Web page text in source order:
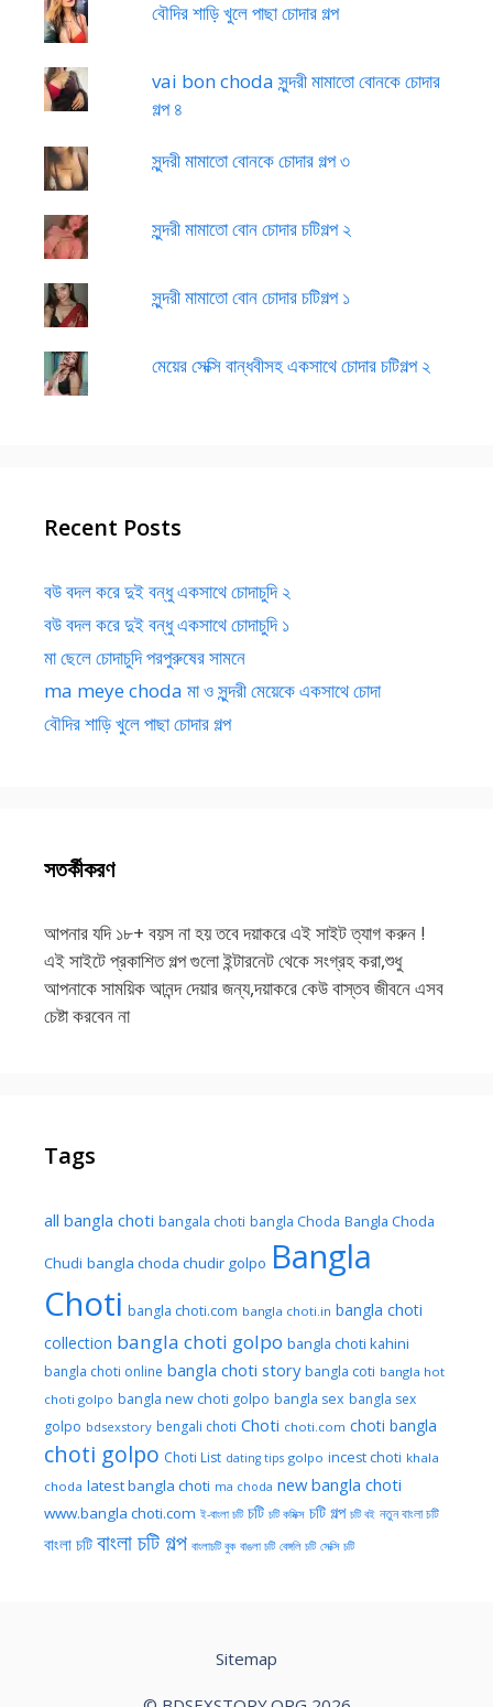
বৌদির শাড়ি খুলে পাছা চোদার গল্প
vai bon choda সুন্দরী মামাতো বোনকে চোদার
গল্প ৪
সুন্দরী মামাতো বোনকে চোদার গল্প ৩
সুন্দরী মামাতো বোন চোদার চটিগল্প ২
সুন্দরী মামাতো বোন চোদার চটিগল্প ১
মেয়ের সেক্সি বান্ধবীসহ একসাথে চোদার চটিগল্প ২
Recent Posts
বউ বদল করে দুই বন্ধু একসাথে চোদাচুদি ২
বউ বদল করে দুই বন্ধু একসাথে চোদাচুদি ১
মা ছেলে চোদাচুদি পরপুরুষের সামনে
ma meye choda মা ও সুন্দরী মেয়েকে একসাথে চোদা
বৌদির শাড়ি খুলে পাছা চোদার গল্প
সতর্কীকরণ
আপনার যদি ১৮+ বয়স না হয় তবে দয়াকরে এই সাইট ত্যাগ করুন !
এই সাইটে প্রকাশিত গল্প গুলো ইন্টারনেট থেকে সংগ্রহ করা,শুধু
আপনাকে সাময়িক আনন্দ দেয়ার জন্য,দয়াকরে কেউ বাস্তব জীবনে এসব
চেষ্টা করবেন না
Tags
all bangla choti bangala choti bangla Choda Bangla Choda
Chudi bangla choda chudir golpo Bangla
Choti bangla choti.com bangla choti.in bangla choti
collection bangla choti golpo bangla choti kahini
bangla choti online bangla choti story bangla coti bangla hot
choti golpo bangla new choti golpo bangla sex bangla sex
golpo bdsexstory bengali choti Choti choti.com choti bangla
choti golpo Choti List dating tips golpo incest choti khala
choda latest bangla choti ma choda new bangla choti
www.bangla choti.com ই-বাংলা চটি চটি চটি কমিক্স চটি গল্প চটি বই নতুন বাংলা চটি
বাংলা চটি বাংলা চটি গল্প বাংলাচটি বুক বাঙলা চটি বেঙ্গলি চটি সেক্সি চটি
Sitemap